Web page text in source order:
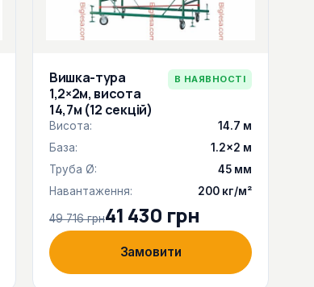
Вишка-тура
1,2×2м, висота
14,7м (12 секцій)
В НАЯВНОСТІ
Висота:
14.7 м
База:
1.2×2 м
Труба Ø:
45 мм
Навантаження:
200 кг/м²
49 716 грн41 430 грн
Замовити